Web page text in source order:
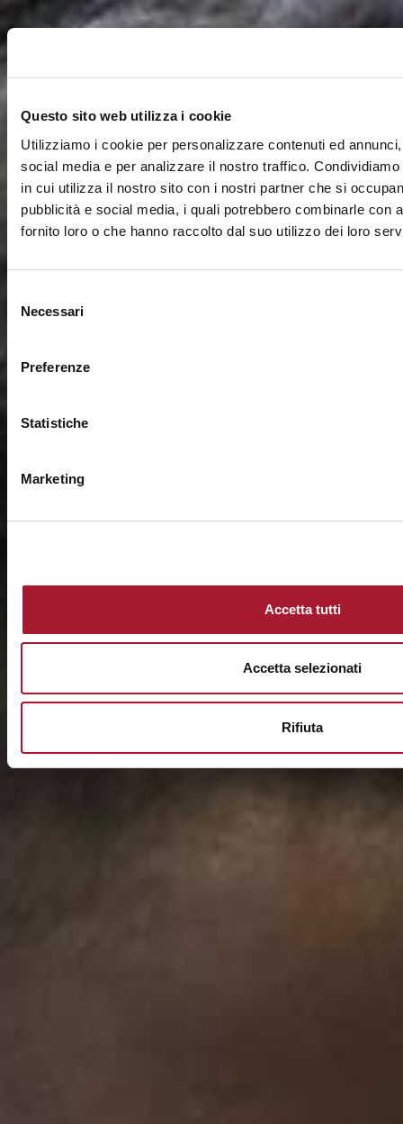
Questo sito web utilizza i cookie
Utilizziamo i cookie per personalizzare contenuti ed
social media e per analizzare il nostro traffico.
in cui utilizza il nostro sito con i nostri partner che si
pubblicità e social media, i quali potrebbero combinarle con
fornito loro o che hanno raccolto dal suo utilizzo dei loro
delNecessari
Preferenze
Statistiche
Marketing
Accetta tutti
Accetta selezionati
Rifiuta